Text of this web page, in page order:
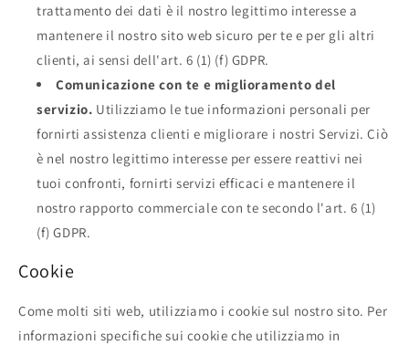
trattamento dei dati è il nostro legittimo interesse a
mantenere il nostro sito web sicuro per te e per gli altri
clienti, ai sensi dell'art. 6 (1) (f) GDPR.
Comunicazione con te e miglioramento del
servizio. Utilizziamo le tue informazioni personali per
fornirti assistenza clienti e migliorare i nostri Servizi. Ciò
è nel nostro legittimo interesse per essere reattivi nei
tuoi confronti, fornirti servizi efficaci e mantenere il
nostro rapporto commerciale con te secondo l'art. 6 (1)
(f) GDPR.
Cookie
Come molti siti web, utilizziamo i cookie sul nostro sito. Per
informazioni specifiche sui cookie che utilizziamo in